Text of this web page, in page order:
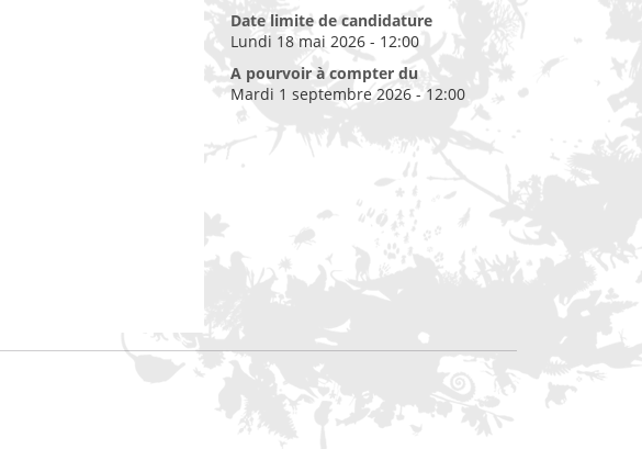
Date limite de candidature
Lundi 18 mai 2026 - 12:00
A pourvoir à compter du
Mardi 1 septembre 2026 - 12:00